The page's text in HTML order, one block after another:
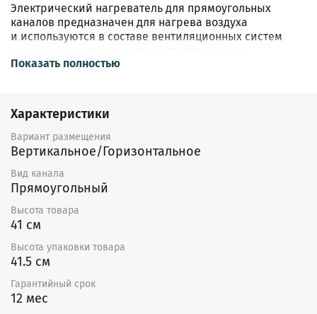
Электрический нагреватель для прямоугольных
каналов предназначен для нагрева воздуха
и используются в составе вентиляционных систем
типоразмера.
Корпус воздухонагревателя выполнен
из оцинкованной листовой стали, а нагревательный
элемент — из нержавеющей стали.
Воздухонагреватель оснащен двухступенчатой
защитой от перегрева. Воздухонагреватель
не оснащен встроенным регулятором температуры
регулятором температуры ТС.
Минимальный расход воздуха соответствует
минимальной скорости потока 1,5 м/с. Канальный
воздухонагреватель обеспечивает максимальную
температуру воздуха на выходе +50 °С.
Показать полностью
Характеристики
Вариант размещения
Вертикальное/Горизонтальное
Вид канала
Прямоугольный
Высота товара
41 см
Высота упаковки товара
41.5 см
Гарантийный срок
12 мес